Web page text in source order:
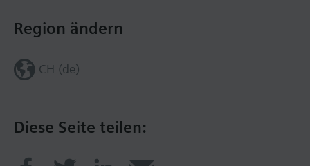
Diese Seite teilen:
Region ändern
CH (de)